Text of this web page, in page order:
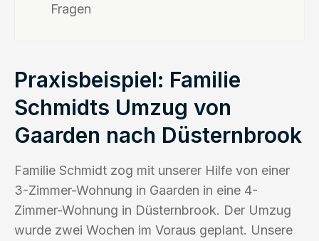
Fragen
Praxisbeispiel: Familie
Schmidts Umzug von
Gaarden nach Düsternbrook
Familie Schmidt zog mit unserer Hilfe von einer
3-Zimmer-Wohnung in Gaarden in eine 4-
Zimmer-Wohnung in Düsternbrook. Der Umzug
wurde zwei Wochen im Voraus geplant. Unsere